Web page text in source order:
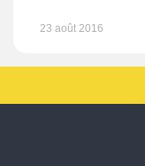
23 août 2016